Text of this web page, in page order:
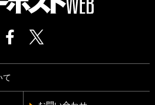
て